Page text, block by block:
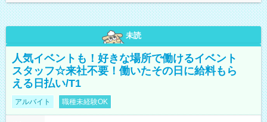
未読
人気イベントも！好きな場所で働けるイベント
スタッフ☆来社不要！働いたその日に給料もら
える日払い/T1
アルバイト 職種未経験OK